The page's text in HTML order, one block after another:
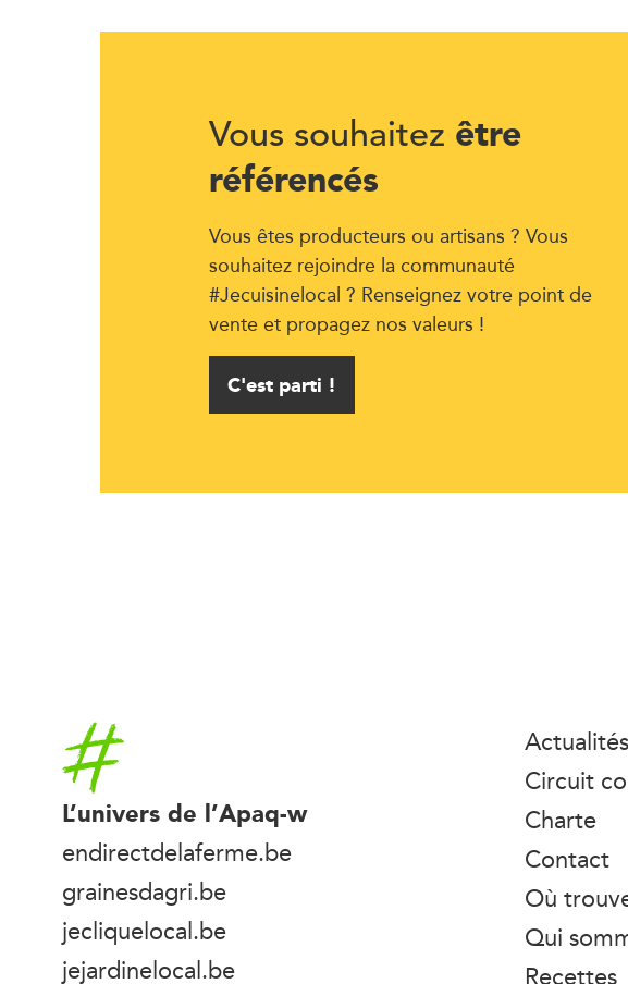
Vous souhaitez être
référencés
Vous êtes producteurs ou artisans ? Vous
souhaitez rejoindre la communauté
#Jecuisinelocal ? Renseignez votre point de
vente et propagez nos valeurs !
C'est parti !
Accueil
L’univers de l’Apaq-w
endirectdelaferme.be
grainesdagri.be
jecliquelocal.be
jejardinelocal.be
Actualités
Circuit
Charte
Contact
Où
Qui
Recettes